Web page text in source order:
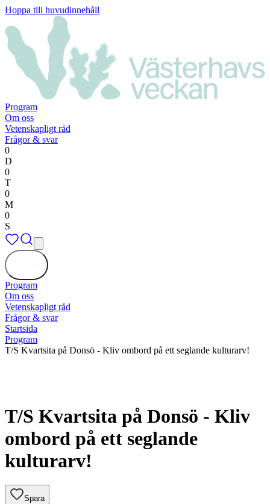
Hoppa till huvudinnehåll
Program
Om oss
Vetenskapligt råd
Frågor & svar
0
D
0
T
0
M
0
S
Program
Om oss
Vetenskapligt råd
Frågor & svar
Startsida
Program
T/S Kvartsita på Donsö - Kliv ombord på ett seglande kulturarv!
T/S Kvartsita på Donsö - Kliv
ombord på ett seglande
kulturarv!
Spara